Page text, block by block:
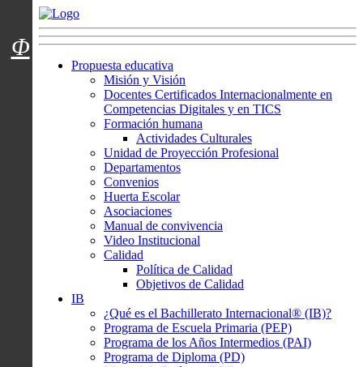
Menú usuarios
Propuesta educativa
Misión y Visión
Docentes Certificados Internacionalmente en
Competencias Digitales y en TICS
Formación humana
Actividades Culturales
Unidad de Proyección Profesional
Departamentos
Convenios
Huerta Escolar
Asociaciones
Manual de convivencia
Video Institucional
Calidad
Política de Calidad
Objetivos de Calidad
IB
¿Qué es el Bachillerato Internacional® (IB)?
Programa de Escuela Primaria (PEP)
Programa de los Años Intermedios (PAI)
Programa de Diploma (PD)
Φ